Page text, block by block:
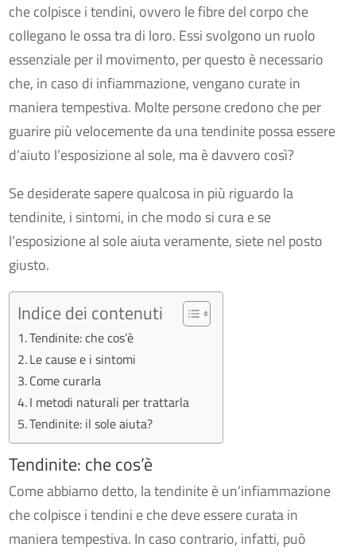
che colpisce i tendini, ovvero le fibre del corpo che
collegano le ossa tra di loro. Essi svolgono un ruolo
essenziale per il movimento, per questo è necessario
che, in caso di infiammazione, vengano curate in
maniera tempestiva. Molte persone credono che per
guarire più velocemente da una tendinite possa essere
d’aiuto l’esposizione al sole, ma è davvero così?
Se desiderate sapere qualcosa in più riguardo la
tendinite, i sintomi, in che modo si cura e se
l’esposizione al sole aiuta veramente, siete nel posto
giusto.
Indice dei contenuti
Tendinite: che cos’è
Le cause e i sintomi
Come curarla
I metodi naturali per trattarla
Tendinite: il sole aiuta?
Tendinite: che cos’è
Come abbiamo detto, la tendinite è un’infiammazione
che colpisce i tendini e che deve essere curata in
maniera tempestiva. In caso contrario, infatti, può